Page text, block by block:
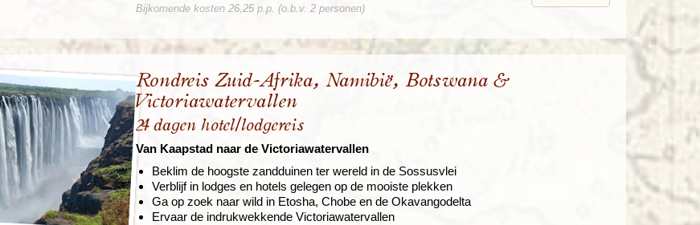
Bijkomende kosten 26,25 p.p. (o.b.v. 2 personen)
Rondreis Zuid-Afrika, Namibië, Botswana &
Victoriawatervallen
24 dagen hotel/lodgereis
Van Kaapstad naar de Victoriawatervallen
Beklim de hoogste zandduinen ter wereld in de Sossusvlei
Verblijf in lodges en hotels gelegen op de mooiste plekken
Ga op zoek naar wild in Etosha, Chobe en de Okavangodelta
Ervaar de indrukwekkende Victoriawatervallen